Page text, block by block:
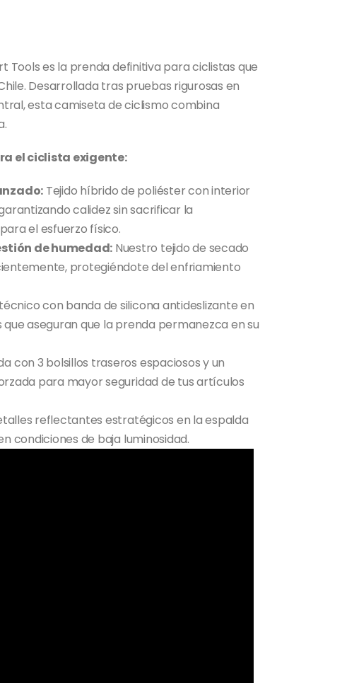
Tools es la prenda definitiva para ciclistas que
Desarrollada tras pruebas rigurosas en
esta camiseta de ciclismo combina
el ciclista exigente:
Tejido híbrido de poliéster con interior
calidez sin sacrificar la
el esfuerzo físico.
de humedad: Nuestro tejido de secado
protegiéndote del enfriamiento
con banda de silicona antideslizante en
aseguran que la prenda permanezca en su
con 3 bolsillos traseros espaciosos y un
para mayor seguridad de tus artículos
reflectantes estratégicos en la espalda
condiciones de baja luminosidad.